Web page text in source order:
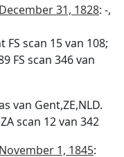
December 31, 1828: -,
scan 15 van 108;
FS scan 346 van
van Gent,ZE,NLD.
scan 12 van 342
November 1, 1845: